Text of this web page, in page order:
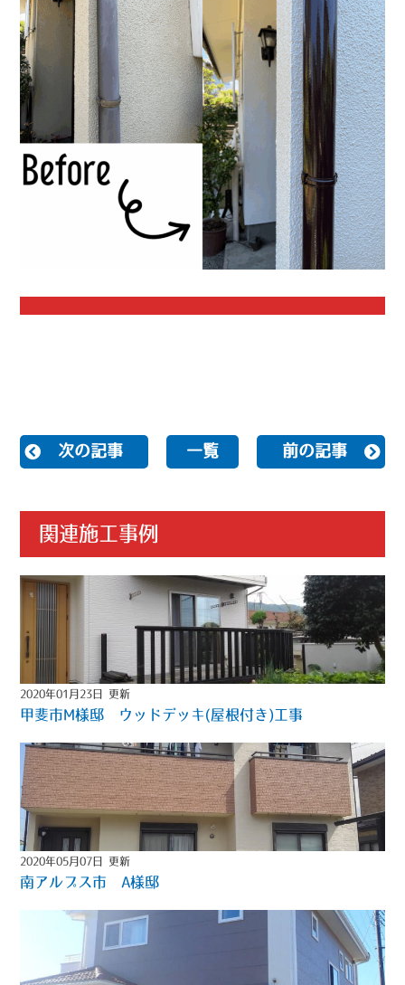
次の記事 一覧 前の記事
関連施工事例
2020年01月23日 更新
甲斐市M様邸 ウッドデッキ(屋根付き)工事
2020年05月07日 更新
南アルプス市 A様邸